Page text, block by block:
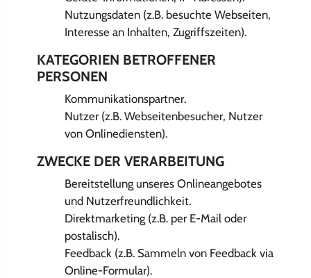
Nutzungsdaten (z.B. besuchte Webseiten,
Interesse an Inhalten, Zugriffszeiten).
KATEGORIEN BETROFFENER
PERSONEN
Kommunikationspartner.
Nutzer (z.B. Webseitenbesucher, Nutzer
von Onlinediensten).
ZWECKE DER VERARBEITUNG
Bereitstellung unseres Onlineangebotes
und Nutzerfreundlichkeit.
Direktmarketing (z.B. per E-Mail oder
postalisch).
Feedback (z.B. Sammeln von Feedback via
Online-Formular).